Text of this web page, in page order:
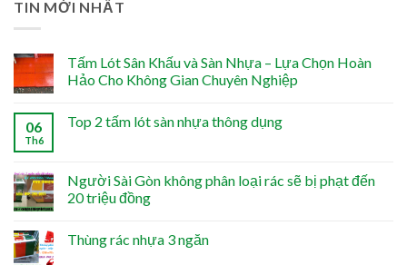
TIN MỚI NHẤT
Tấm Lót Sân Khấu và Sàn Nhựa – Lựa Chọn Hoàn
Hảo Cho Không Gian Chuyên Nghiệp
06
Th6
Top 2 tấm lót sàn nhựa thông dụng
Người Sài Gòn không phân loại rác sẽ bị phạt đến
20 triệu đồng
Thùng rác nhựa 3 ngăn